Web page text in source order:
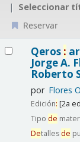
Seleccionar
Reservar
Qeros :
Jorge A.
Roberto
por Flores
Edición: [2a
Tipo de
Detalles de